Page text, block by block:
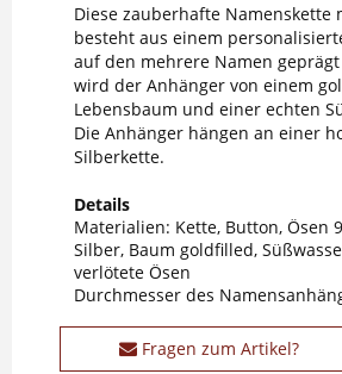
Diese zauberhafte Namenskette
besteht aus einem
auf den mehrere Namen
wird der Anhänger von einem
Lebensbaum und einer echten
Die Anhänger hängen an einer
Silberkette.
Details
Materialien: Kette, Button, Ösen
Silber, Baum goldfilled,
verlötete Ösen
Durchmesser des
Fragen zum Artikel?